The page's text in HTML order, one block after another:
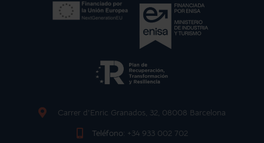
Carrer d'Enric Granados, 32, 08008 Barcelona
Teléfono: +34 933 002 702